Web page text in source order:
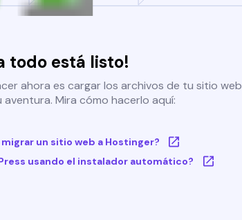
todo está listo!
ahora es cargar los archivos de tu sitio web
Mira cómo hacerlo aquí:
un sitio web a Hostinger?
usando el instalador automático?